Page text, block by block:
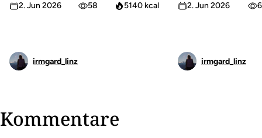
2. Jun 2026 58 5140 kcal
irmgard_linz
2. Jun 2026
irmgard_linz
Kommentare